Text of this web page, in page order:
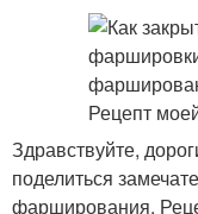
Здравствуйте,
поделиться
фарширования.